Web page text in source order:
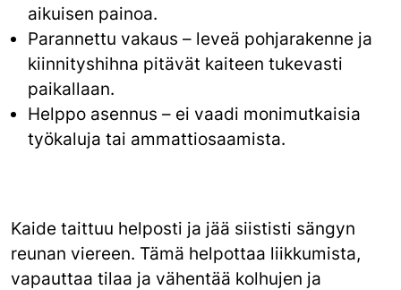
aikuisen painoa.
Parannettu vakaus – leveä pohjarakenne ja
kiinnityshihna pitävät kaiteen tukevasti
paikallaan.
Helppo asennus – ei vaadi monimutkaisia
työkaluja tai ammattiosaamista.
Kaide taittuu helposti ja jää siististi sängyn
reunan viereen. Tämä helpottaa liikkumista,
vapauttaa tilaa ja vähentää kolhujen ja